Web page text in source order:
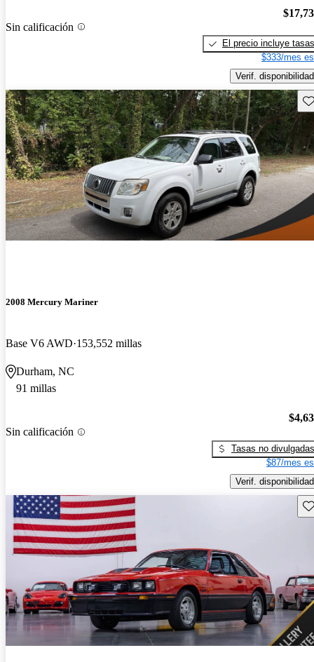
Sin calificación
El precio incluye tasas
$333/mes
Verif. disponibilidad
2008 Mercury Mariner
Base V6 AWD 153,552 millas
Durham, NC
91 millas
Sin calificación
Tasas no divulgadas
$87/mes
Verif. disponibilidad